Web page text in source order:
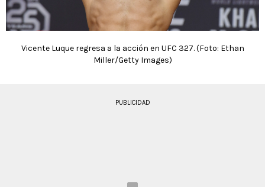
Vicente Luque regresa a la acción en UFC 327. (Foto: Ethan
Miller/Getty Images)
PUBLICIDAD